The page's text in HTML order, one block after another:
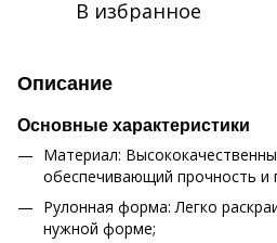
В избранное
Описание
Основные характеристики
Материал:
обеспечивающий прочность и
Рулонная форма: Легко
нужной форме;